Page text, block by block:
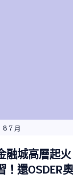
8 7 月
融城高層起
！還OSDER